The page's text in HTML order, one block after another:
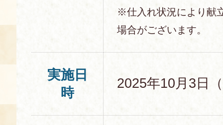
講演会付き料理教室
あじわい館弁当
※仕入れ状況により献
場合がございます。
実施日
時
2025年10月3日